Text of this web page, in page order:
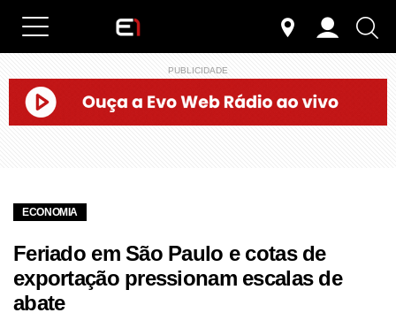
PUBLICIDADE
ECONOMIA
Feriado em São Paulo e cotas de
exportação pressionam escalas de
abate